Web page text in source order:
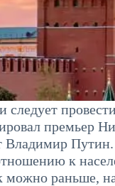
премьер
Владимир
к
можно раньше,